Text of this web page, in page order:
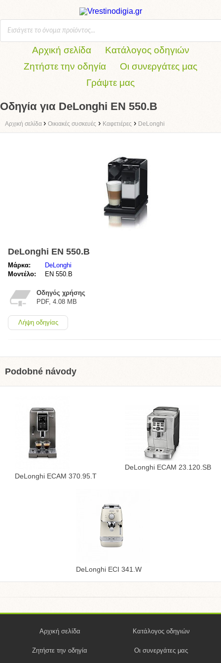
Αρχική σελίδα
Κατάλογος οδηγιών
Ζητήστε την οδηγία
Οι συνεργάτες μας
Γράψτε μας
Οδηγία για DeLonghi EN 550.B
Αρχική σελίδα › Οικιακές συσκευές › Καφετιέρες › DeLonghi
DeLonghi EN 550.B
Μάρκα:
DeLonghi
Μοντέλο:
EN 550.B
Οδηγός χρήσης
PDF, 4.08 MB
Λήψη οδηγίας
Podobné návody
DeLonghi ECAM 370.95.T
DeLonghi ECAM 23.120.SB
DeLonghi ECI 341.W
Αρχική σελίδα Κατάλογος οδηγιών
Ζητήστε την οδηγία Οι συνεργάτες μας